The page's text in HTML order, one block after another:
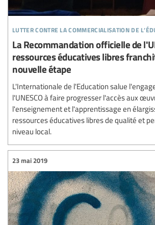
lutter contre la commercialisation de
La Recommandation officielle de
ressources éducatives libres
nouvelle étape
L'Internationale de l'Education salue
l'UNESCO à faire progresser l'accès aux
l'enseignement et l'apprentissage en
ressources éducatives libres de qualité et
niveau local.
23 mai 2019